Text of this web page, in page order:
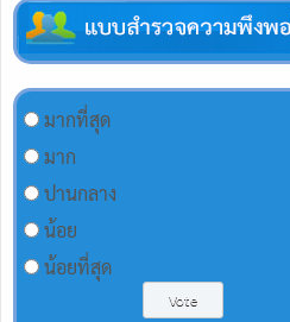
มากที่สุด
มาก
ปานกลาง
น้อย
น้อยที่สุด